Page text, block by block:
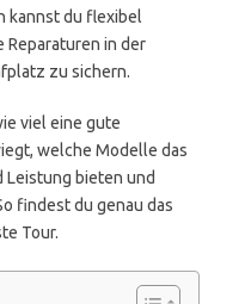
kannst du flexibel
Reparaturen in der
zu sichern.
viel eine gute
welche Modelle das
Leistung bieten und
findest du genau das
Tour.